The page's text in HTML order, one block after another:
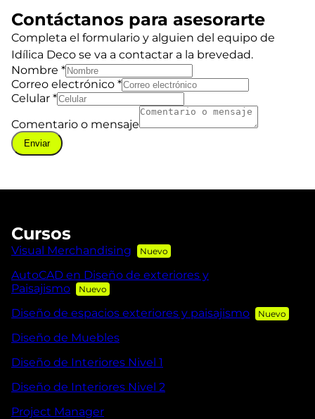
Contáctanos para asesorarte
Completa el formulario y alguien del equipo de
Idílica Deco se va a contactar a la brevedad.
Nombre *
Correo electrónico *
Celular *
Comentario o mensaje
Enviar
Cursos
Visual Merchandising
AutoCAD en Diseño de exteriores y
Paisajismo
Diseño de espacios exteriores y paisajismo
Diseño de Muebles
Diseño de Interiores Nivel 1
Diseño de Interiores Nivel 2
Project Manager